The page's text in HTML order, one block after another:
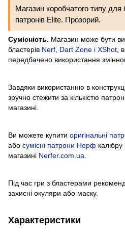
Магазин коробчатого типу для
патронів Elite. Прозорий.
Сумісність. Магазин може бути
бластерів Nerf, Dart Zone і XShot ,
передбачено використання
Завдяки використанню в
зручно стежити за кількістю
магазині.
Ви можете купити оригінальні
або сумісні патрони Нерф калібру
магазині Nerfer.com.ua
Під час гри з бластерами
захисні окуляри або маску.
Характеристики